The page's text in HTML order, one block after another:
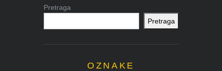
Pretraga
Pretraga
OZNAKE